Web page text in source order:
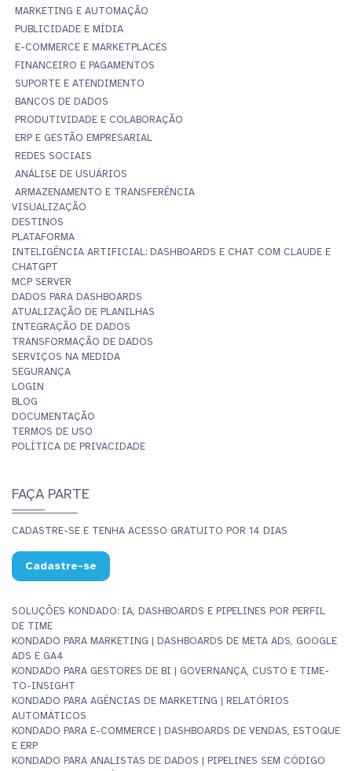
MARKETING E AUTOMAÇÃO
PUBLICIDADE E MÍDIA
E-COMMERCE E MARKETPLACES
FINANCEIRO E PAGAMENTOS
SUPORTE E ATENDIMENTO
BANCOS DE DADOS
PRODUTIVIDADE E COLABORAÇÃO
ERP E GESTÃO EMPRESARIAL
REDES SOCIAIS
ANÁLISE DE USUÁRIOS
ARMAZENAMENTO E TRANSFERÊNCIA
VISUALIZAÇÃO
DESTINOS
PLATAFORMA
INTELIGÊNCIA ARTIFICIAL: DASHBOARDS E CHAT COM CLAUDE E
CHATGPT
MCP SERVER
DADOS PARA DASHBOARDS
ATUALIZAÇÃO DE PLANILHAS
INTEGRAÇÃO DE DADOS
TRANSFORMAÇÃO DE DADOS
SERVIÇOS NA MEDIDA
SEGURANÇA
LOGIN
BLOG
DOCUMENTAÇÃO
TERMOS DE USO
POLÍTICA DE PRIVACIDADE
FAÇA PARTE
CADASTRE-SE E TENHA ACESSO GRATUITO POR 14 DIAS
Cadastre-se
SOLUÇÕES KONDADO: IA, DASHBOARDS E PIPELINES POR PERFIL
DE TIME
KONDADO PARA MARKETING | DASHBOARDS DE META ADS, GOOGLE
ADS E GA4
KONDADO PARA GESTORES DE BI | GOVERNANÇA, CUSTO E TIME-
TO-INSIGHT
KONDADO PARA AGÊNCIAS DE MARKETING | RELATÓRIOS
AUTOMÁTICOS
KONDADO PARA E-COMMERCE | DASHBOARDS DE VENDAS, ESTOQUE
E ERP
KONDADO PARA ANALISTAS DE DADOS | PIPELINES SEM CÓDIGO